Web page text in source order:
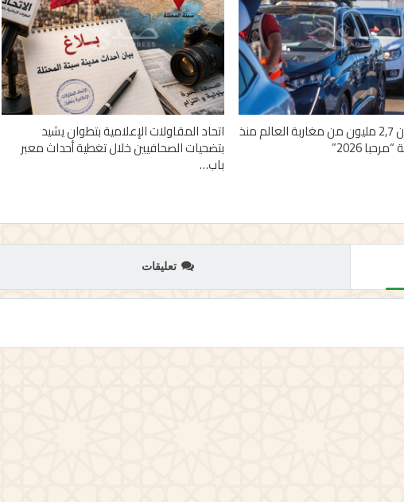
دخول أزيد من 2,7 مليون من مغاربة العالم منذ
2026”
اتحاد المقاولات الإعلامية بتطوان يشيد
بتضحيات الصحافيين خلال تغطية أحداث معبر
باب…
تعليقات